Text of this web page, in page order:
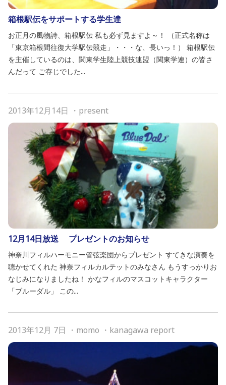
箱根駅伝をサポートする学生達
お正月の風物詩、箱根駅伝 私も必ず見ますよ～！ （正式名称は
「東京箱根間往復大学駅伝競走」・・・な、長いっ！） 箱根駅伝
を主催しているのは、関東学生陸上競技連盟（関東学連）の皆さ
んだって ご存じでした...
2013年12月14日 ・ present
12月14日放送 プレゼントのお知らせ
神奈川フィルハーモニー管弦楽団からプレゼント すてきな演奏を
聴かせてくれた 神奈フィルカルテットのみなさん もうすっかりお
なじみになりましたね！ かなフィルのマスコットキャラクター
「ブルーダル」 この...
2013年12月 7日 ・ momo ・ kanagawa report